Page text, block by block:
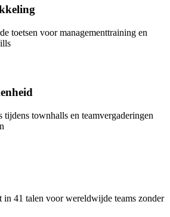
toetsen voor managementtraining en
townhalls en teamvergaderingen
in 41 talen voor wereldwijde teams zonder